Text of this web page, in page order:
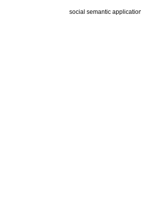
social semantic